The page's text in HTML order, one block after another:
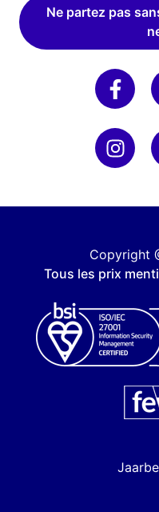
Ne partez pas
Copyright
Tous les prix